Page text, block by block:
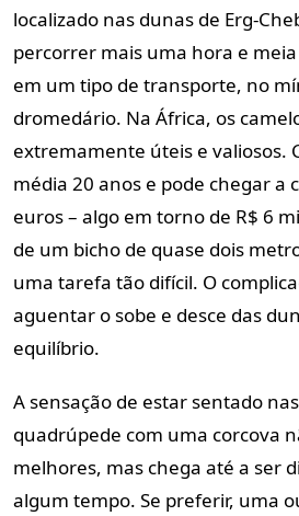
localizado nas dunas de Erg-
percorrer mais uma hora e
em um tipo de transporte, no
dromedário. Na África, os
extremamente úteis e valiosos.
média 20 anos e pode chegar a
euros – algo em torno de R$ 6
de um bicho de quase dois
uma tarefa tão difícil. O
aguentar o sobe e desce das
equilíbrio.
A sensação de estar sentado
quadrúpede com uma corcova
melhores, mas chega até a ser
algum tempo. Se preferir, uma